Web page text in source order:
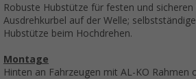
Robuste Hubstütze für festen und
Ausdrehkurbel auf der Welle;
Hubstütze beim Hochdrehen.
Montage
Hinten an Fahrzeugen mit AL-KO Rahmen